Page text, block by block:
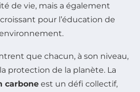
de vie, mais a également
pour l’éducation de
que chacun, à son niveau,
protection de la planète. La
carbone est un défi collectif,